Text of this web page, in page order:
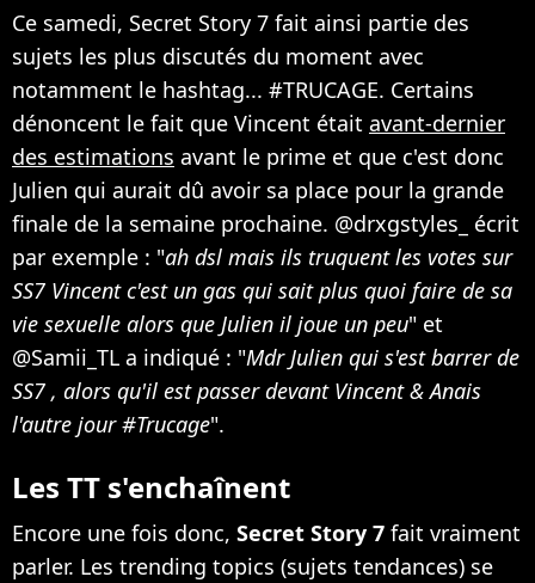
Ce samedi, Secret Story 7 fait ainsi partie des
sujets les plus discutés du moment avec
notamment le hashtag... #TRUCAGE. Certains
dénoncent le fait que Vincent était avant-dernier
des estimations avant le prime et que c'est donc
Julien qui aurait dû avoir sa place pour la grande
finale de la semaine prochaine. @drxgstyles_ écrit
par exemple : "ah dsl mais ils truquent les votes sur
SS7 Vincent c'est un gas qui sait plus quoi faire de sa
vie sexuelle alors que Julien il joue un peu" et
@Samii_TL a indiqué : "Mdr Julien qui s'est barrer de
SS7 , alors qu'il est passer devant Vincent & Anais
l'autre jour #Trucage".
Les TT s'enchaînent
Encore une fois donc, Secret Story 7 fait vraiment
parler. Les trending topics (sujets tendances) se